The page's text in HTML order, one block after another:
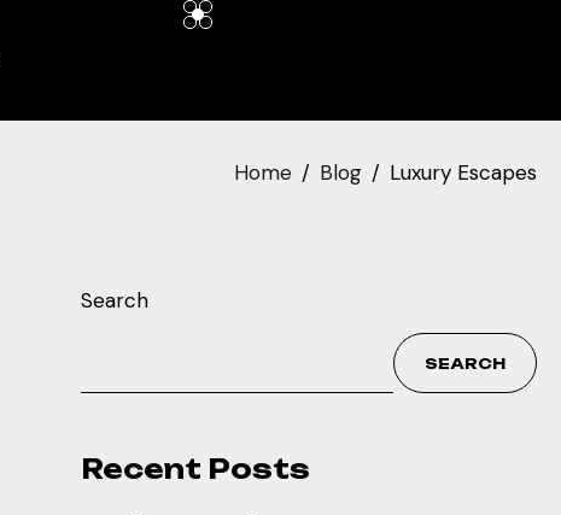
Home Blog Luxury Escapes
Search
SEARCH
Recent Posts